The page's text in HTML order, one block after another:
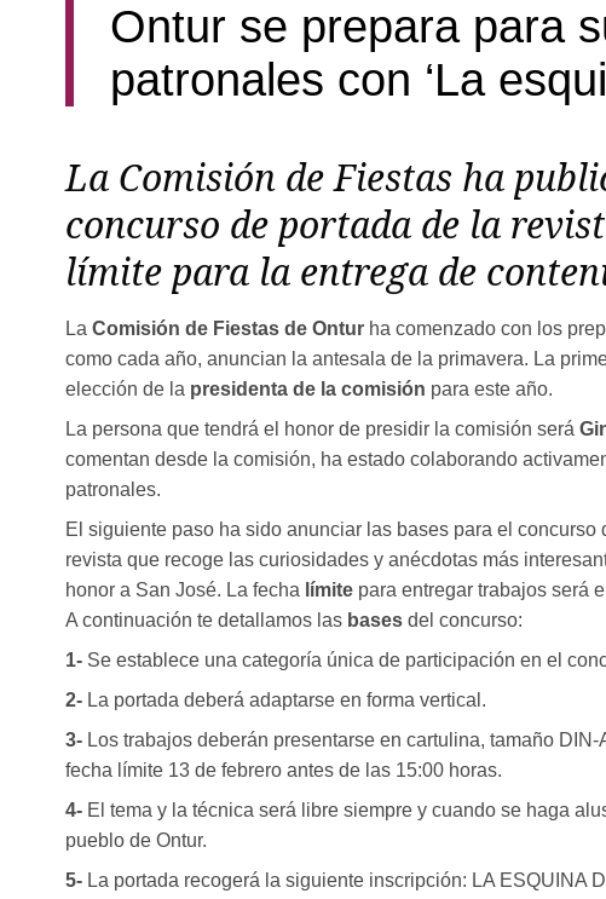
Ontur se prepara para
patronales con ‘La
La Comisión de Fiestas ha
concurso de portada de la
límite para la entrega de
La Comisión de Fiestas de Onturha comenzado con los
como cada año, anuncian la antesala de la primavera. La
elección de la presidenta de la comisión para este año.
La persona que tendrá el honor de presidir la comisión será
comentan desde la comisión, ha estado colaborando
patronales.
El siguiente paso ha sido anunciar las bases para el concurso
revista que recoge las curiosidades y anécdotas más
honor a San José. La fecha límitepara entregar trabajos será
A continuación te detallamos las basesdel concurso:
1-Se establece una categoría única de participación en el
2- La portada deberá adaptarse en forma vertical.
3-Los trabajos deberán presentarse en cartulina, tamaño
fecha límite 13 de febrero antes de las 15:00 horas.
4-El tema y la técnica será libre siempre y cuando se haga
pueblo de Ontur.
5-La portada recogerá la siguiente inscripción: LA ESQUINA